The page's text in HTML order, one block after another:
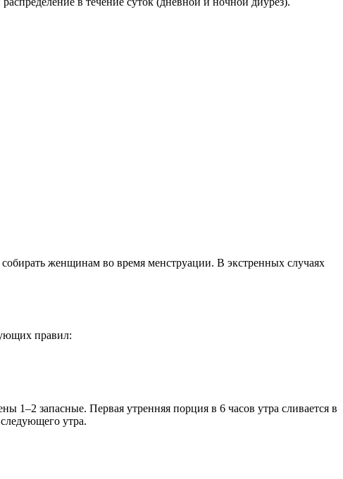
женщинам во время менструации. В экстренных случаях
правил:
1–2 запасные. Первая утренняя порция в 6 часов утра сливается в
утра.